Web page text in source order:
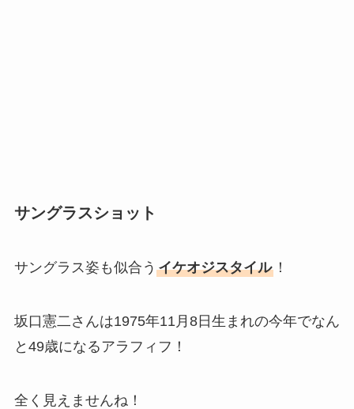
サングラスショット
サングラス姿も似合う イケオジスタイル！
坂口憲二さんは1975年11月8日生まれの今年でなん
と49歳になるアラフィフ！
全く見えませんね！